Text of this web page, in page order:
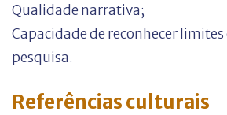
Qualidade narrativa;
Capacidade de reconhecer limites
pesquisa.
Referências culturais